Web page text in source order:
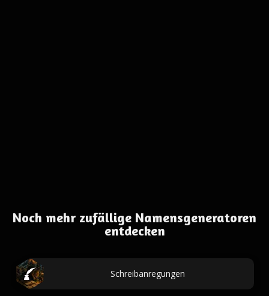
Noch mehr zufällige Namensgeneratoren
entdecken
Schreibanregungen